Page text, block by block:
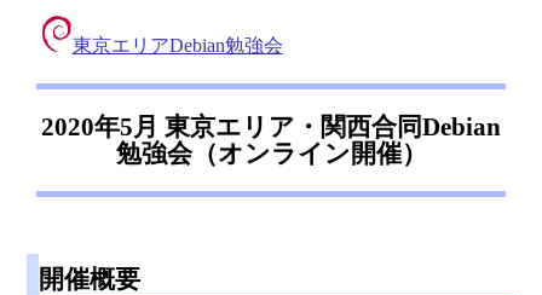
東京エリアDebian勉強会
2020年5月 東京エリア・関西合同Debian
勉強会（オンライン開催）
開催概要